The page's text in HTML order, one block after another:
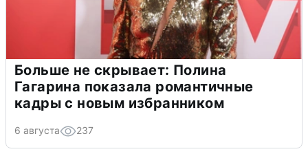
Больше не скрывает: Полина
Гагарина показала романтичные
кадры с новым избранником
6 августа 237